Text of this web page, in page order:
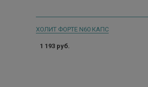
ХОЛИТ ФОРТЕ N60 КАПС
1 193 руб.